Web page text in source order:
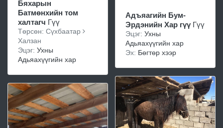
Бяхарын
Батмөнхийн том
халтагч Гүү
Төрсөн: Сүхбаатар
Халзан
Эцэг: Ухны
Адьяахүүгийн хар
Адъяагийн Бум-
Эрдэнийн Хар гүү Гүү
Эцэг: Ухны
Адьяахүүгийн хар
Эх: Бөгтөр хээр